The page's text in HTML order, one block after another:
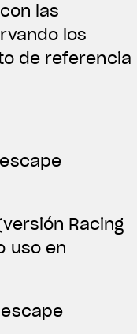
las
los
de referencia
Racing
uso en